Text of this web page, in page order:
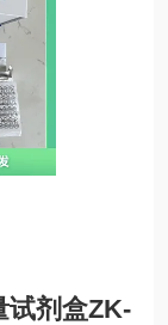
试剂盒ZK-